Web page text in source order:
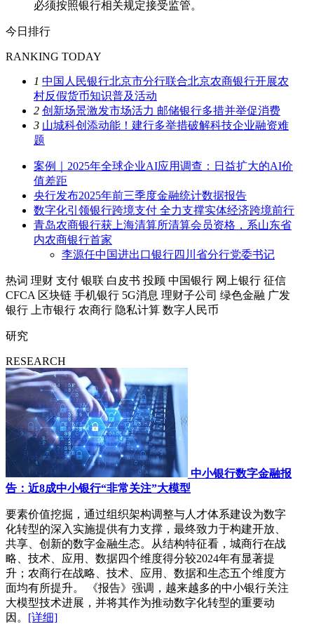
必须按照银行相关规定接受监管。
今日排行
RANKING TODAY
1 中国人民银行北京市分行联合北京农商银行开展农
村反假货币知识普及活动
2 创新场景激发市场活力 邮储银行多措并举促消费
3 山城科创添动能！建行多举措破解科技企业融资难
题
案例｜2025年全球企业AI应用调查：日益扩大的AI价
值差距
央行发布2025年前三季度金融统计数据报告
数字化引领银行跨境支付 全力支撑实体经济跨境前行
青岛农商银行获上海清算所清算会员资格，系山东省
内农商银行首家
李源任中国进出口银行四川省分行党委书记
热词 理财 支付 银联 白皮书 投顾 中国银行 网上银行 征信
CFCA 区块链 手机银行 5G消息 理财子公司 绿色金融 广发
银行
上市银行 农商行 隐私计算 数字人民币
研究
RESEARCH
中小银行数字金融报
告：近8成中小银行“非常关注”大模型
要素价值挖掘，通过组织架构调整与人才体系建设为数字
化转型的深入实施提供有力支撑，最终致力于构建开放、
共享、创新的数字金融生态。从结构特征看，城商行在战
略、技术、应用、数据四个维度得分较2024年有显著提
升；农商行在战略、技术、应用、数据和生态五个维度方
面均有所提升。 《报告》强调，越来越多的中小银行关注
大模型技术进展，并将其作为推动数字化转型的重要动
因。 [详细]